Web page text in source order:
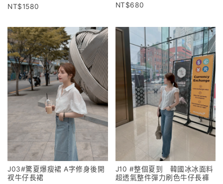
1580
680
J03#驚夏爆瘦裙 A字修身後開
衩牛仔長裙
J10 #整個夏到 韓國冰冰面料
超透氣整件彈力刷色牛仔長褲